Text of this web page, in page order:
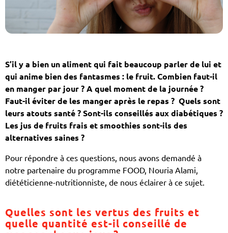
S’il y a bien un aliment qui fait beaucoup parler de lui et
qui anime bien des fantasmes : le fruit. Combien faut-il
en manger par jour ? A quel moment de la journée ?
Faut-il éviter de les manger après le repas ? Quels sont
leurs atouts santé ? Sont-ils conseillés aux diabétiques ?
Les jus de fruits frais et smoothies sont-ils des
alternatives saines ?
Pour répondre à ces questions, nous avons demandé à
notre partenaire du programme FOOD, Nouria Alami,
diététicienne-nutritionniste, de nous éclairer à ce sujet.
Quelles sont les vertus des fruits et
quelle quantité est-il conseillé de